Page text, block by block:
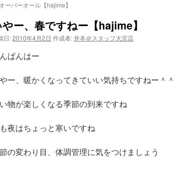
オーバーオール【hajime】
ー、春ですねー【hajime】
日:2010年4月2日 作成者:井本＠スタッフ大宮店
ばんはー
ー、暖かくなってきていい気持ちですねー＾＾
物が楽しくなる季節の到来ですね
夜はちょっと寒いですね
の変わり目、体調管理に気をつけましょう